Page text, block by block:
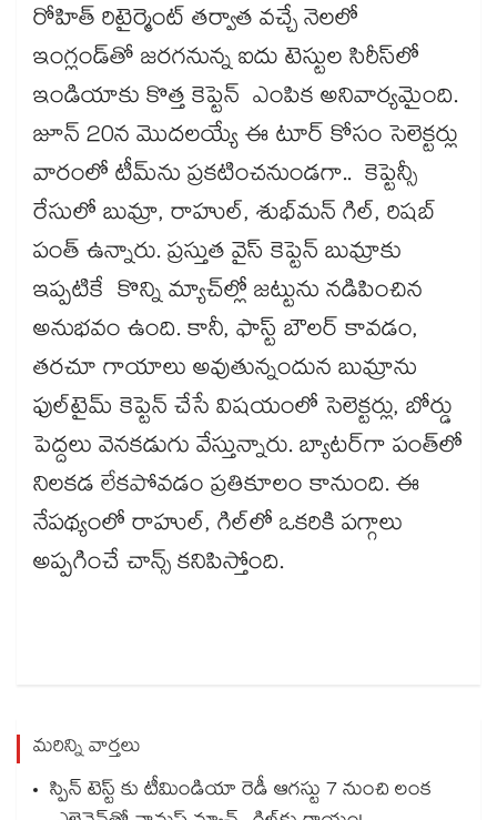
రోహిత్ రిటైర్మెంట్‌‌‌‌‌‌‌‌‌‌‌‌‌‌‌‌ తర్వాత వచ్చే నెలలో
ఇంగ్లండ్‌‌‌‌‌‌‌‌‌‌‌‌‌‌‌‌తో జరగనున్న ఐదు టెస్టుల సిరీస్‌‌‌‌‌‌‌‌‌‌‌‌‌‌‌‌లో
ఇండియాకు కొత్త కెప్టెన్‌‌‌‌‌‌‌‌‌‌‌‌‌‌‌‌ ఎంపిక అనివార్యమైంది.
జూన్ 20న మొదలయ్యే ఈ టూర్ కోసం సెలెక్టర్లు
వారంలో టీమ్‌‌‌‌‌‌‌‌‌‌‌‌‌‌‌‌ను ప్రకటించనుండగా.. కెప్టెన్సీ
రేసులో బుమ్రా, రాహుల్, శుభ్‌‌‌‌‌‌‌‌‌‌‌‌‌‌‌‌మన్ గిల్, రిషబ్‌‌‌‌‌‌‌‌‌‌‌‌‌‌‌‌
పంత్ ఉన్నారు. ప్రస్తుత వైస్‌‌‌‌‌‌‌‌‌‌‌‌‌‌‌‌ కెప్టెన్‌‌‌‌‌‌‌‌‌‌‌‌‌‌‌‌ బుమ్రాకు
ఇప్పటికే కొన్ని మ్యాచ్‌‌‌‌‌‌‌‌‌‌‌‌‌‌‌‌ల్లో జట్టును నడిపించిన
అనుభవం ఉంది. కానీ, ఫాస్ట్ బౌలర్‌‌‌‌‌‌‌‌‌‌‌‌‌‌‌‌ కావడం,
తరచూ గాయాలు అవుతున్నందున బుమ్రాను
ఫుల్‌‌‌‌‌‌‌‌‌‌‌‌‌‌‌‌టైమ్ కెప్టెన్‌‌‌‌‌‌‌‌‌‌‌‌‌‌‌‌ చేసే విషయంలో సెలెక్టర్లు, బోర్డు
పెద్దలు వెనకడుగు వేస్తున్నారు. బ్యాటర్‌‌‌‌‌‌‌‌‌‌‌‌‌‌‌‌‌‌‌‌‌‌‌‌‌‌‌‌‌‌‌‌గా పంత్‌‌‌‌‌‌‌‌‌‌‌‌‌‌‌‌లో
నిలకడ లేకపోవడం ప్రతికూలం కానుంది. ఈ
నేపథ్యంలో రాహుల్‌‌‌‌‌‌‌‌‌‌‌‌‌‌‌‌, గిల్‌‌‌‌‌‌‌‌‌‌‌‌‌‌‌‌లో ఒకరికి పగ్గాలు
అప్పగించే చాన్స్‌‌‌‌‌‌‌‌‌‌‌‌‌‌‌‌ కనిపిస్తోంది.
మరిన్ని వార్తలు
స్పిన్‌‌‌‌ టెస్ట్‌‌ కు టీమిండియా రెడీ ఆగస్టు 7 నుంచి లంక